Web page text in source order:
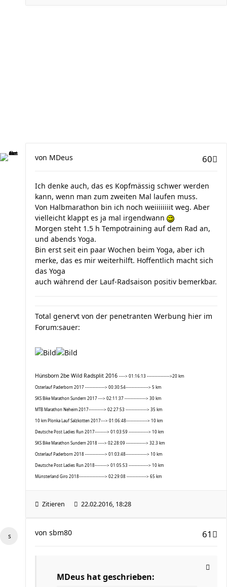
60
von MDeus
Ich denke auch, das es Kopfmässig schwer werden
kann, wenn man zum zweiten Mal laufen muss.
Von Halbmarathon bin ich noch weiiiiiiiit weg. Aber
vielleicht klappt es ja mal irgendwann
Morgen steht 1.5 h Tempotraining auf dem Rad an,
und abends Yoga.
Bin erst seit ein paar Wochen beim Yoga, aber ich
merke, das es mir weiterhilft. Hoffentlich macht sich
das Yoga
auch während der Lauf-Radsaison positiv bemerkbar.
Total genervt von der penetranten Werbung hier im
Forum:sauer:
Hünsborn 2be Wild Radsplit 2016 ----> 01:16:13 --------------->20 km
Osterlauf Paderborn 2017 -------------> 00:30:54---------------> 5 km
SKS Bike Marathon Sundern 2017 ---> 02:11:37 --------------> 30 km
MTB Marathon Neheim 2017----------> 02:27:53 --------------> 35 km
10 km Plonka Lauf Salzkotten 2017---> 01:06:48--------------> 10 km
Deutsche Post Ladies Run 2017--------> 01:03:59 -------------> 10 km
SKS Bike Marathon Sundern 2018 ----> 02:28:09 -------------> 32.3 km
Osterlauf Paderborn 2018 -------------> 01:03:48--------------> 10 km
Deutsche Post Ladies Run 2018--------> 01:05:53 -------------> 10 km
Münsterland Giro 2018-----------------> 02:29:08 -------------> 65 km
Zitieren 22.02.2016, 18:28
61
von sbm80
MDeus hat geschrieben: